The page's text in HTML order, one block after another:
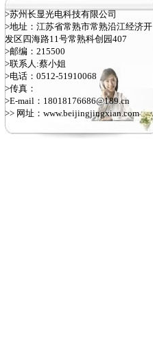
>苏州长显光电科技有限公司
>地址：江苏省常熟市常熟沿江经济开
发区四海路11号常熟科创园407
>邮编：215500
>联系人:蔡小姐
>电话：0512-51910068
>传真：
>E-mail：18018176686@189.cn
>> 网址： www.beijingjingxian.com